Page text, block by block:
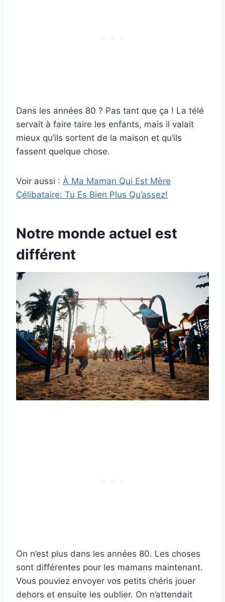
Dans les années 80 ? Pas tant que ça ! La télé
servait à faire taire les enfants, mais il valait
mieux qu’ils sortent de la maison et qu’ils
fassent quelque chose.
Voir aussi : À Ma Maman Qui Est Mère
Célibataire: Tu Es Bien Plus Qu’assez!
Notre monde actuel est
différent
On n’est plus dans les années 80. Les choses
sont différentes pour les mamans maintenant.
Vous pouviez envoyer vos petits chéris jouer
dehors et ensuite les oublier. On n’attendait